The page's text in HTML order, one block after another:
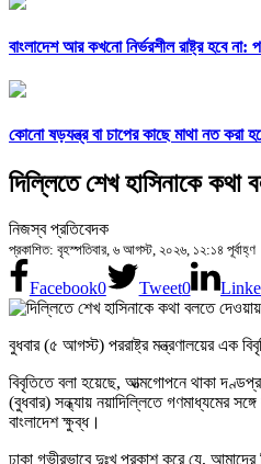
বাংলাদেশ আর কখনো নির্ভরশীল রাষ্ট্র হবে না:
কোনো ষড়যন্ত্র বা চাপের কাছে মাথা নত করা
দিল্লিতে শেখ হাসিনাকে কথা
নিজস্ব প্রতিবেদক
প্রকাশিত: বৃহস্পতিবার, ৬ আগস্ট, ২০২৬, ১২:১৪ পূর্বাহ্ণ
Facebook0 Tweet0
বুধবার (৫ আগস্ট) পররাষ্ট্র মন্ত্রণালয়ের এক
বিবৃতিতে বলা হয়েছে, আত্মগোপনে থাকা
(বুধবার) সন্ধ্যায় নয়াদিল্লিতে গণমাধ্যমের
বাংলাদেশ ক্ষুব্ধ।
ঢাকা গভীরভাবে দুঃখ প্রকাশ করে যে, আমাদের